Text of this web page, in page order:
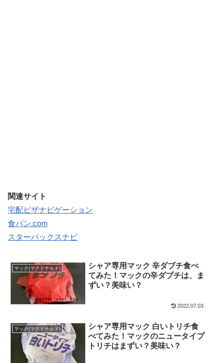
関連サイト
宅配ピザナビゲーション
食パン.com
スターバックスナビ
マック(マクドナルド)
シャア専用マック 辛ダブチ食べ
てみた！マックの辛ダブチは、ま
ずい？美味い？
2022.07.03
マック(マクドナルド)
シャア専用マック 白いトリチ食
べてみた！マックのニュータイプ
トリチはまずい？美味い？